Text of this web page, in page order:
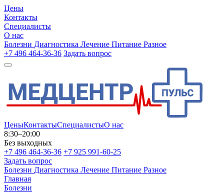
Цены
Контакты
Специалисты
О нас
Болезни Диагностика Лечение Питание Разное
+7 496 464-36-36 Задать вопрос
ЦеныКонтактыСпециалистыО нас
8:30–20:00
Без выходных
+7 496 464-36-36 +7 925 991-60-25
Задать вопрос
Болезни Диагностика Лечение Питание Разное
Главная
Болезни